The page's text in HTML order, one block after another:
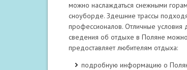
можно наслаждаться снежными
сноуборде. Здешние трассы
профессионалов. Отличные условия
сведения об отдыхе в Поляне можно
предоставляет любителям отдыха:
подробную информацию о